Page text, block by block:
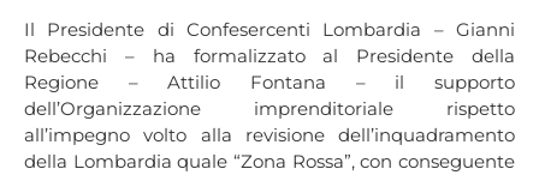
Il Presidente di Confesercenti Lombardia – Gianni
Rebecchi – ha formalizzato al Presidente della
Regione – Attilio Fontana – il supporto
dell’Organizzazione imprenditoriale rispetto
all’impegno volto alla revisione dell’inquadramento
della Lombardia quale “Zona Rossa”, con conseguente